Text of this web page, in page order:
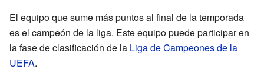
El equipo que sume más puntos al final de la temporada
es el campeón de la liga. Este equipo puede participar en
la fase de clasificación de la Liga de Campeones de la
UEFA.